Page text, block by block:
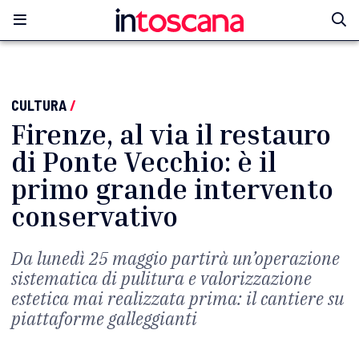
CULTURA/
Firenze, al via il restauro
di Ponte Vecchio: è il
primo grande intervento
conservativo
Da lunedì 25 maggio partirà un’operazione
sistematica di pulitura e valorizzazione
estetica mai realizzata prima: il cantiere su
piattaforme galleggianti